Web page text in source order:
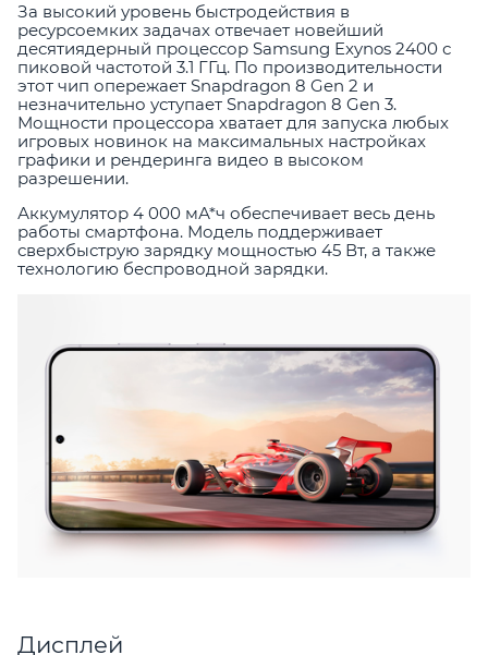
За высокий уровень быстродействия в
ресурсоемких задачах отвечает новейший
десятиядерный процессор Samsung Exynos 2400 с
пиковой частотой 3.1 ГГц. По производительности
этот чип опережает Snapdragon 8 Gen 2 и
незначительно уступает Snapdragon 8 Gen 3.
Мощности процессора хватает для запуска любых
игровых новинок на максимальных настройках
графики и рендеринга видео в высоком
разрешении.
Аккумулятор 4 000 мА*ч обеспечивает весь день
работы смартфона. Модель поддерживает
сверхбыструю зарядку мощностью 45 Вт, а также
технологию беспроводной зарядки.
Дисплей